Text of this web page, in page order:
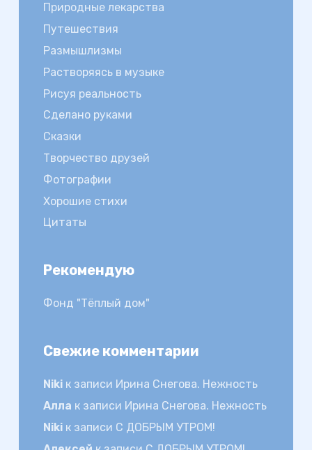
Природные лекарства
Путешествия
Размышлизмы
Растворяясь в музыке
Рисуя реальность
Сделано руками
Сказки
Творчество друзей
Фотографии
Хорошие стихи
Цитаты
Рекомендую
Фонд "Тёплый дом"
Свежие комментарии
Nikiк записи Ирина Снегова. Нежность
Алла к записи Ирина Снегова. Нежность
Nikiк записи С ДОБРЫМ УТРОМ!